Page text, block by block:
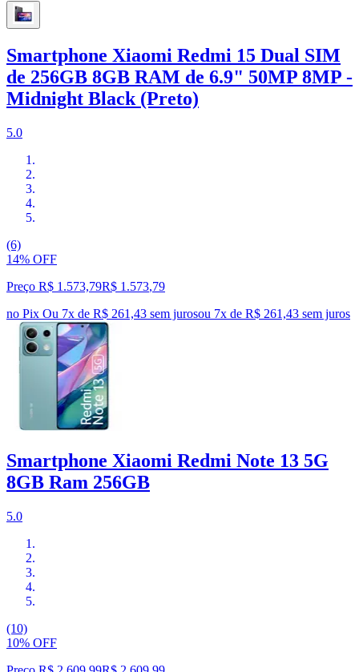
Smartphone Xiaomi Redmi 15 Dual SIM
de 256GB 8GB RAM de 6.9" 50MP 8MP -
Midnight Black (Preto)
5.0
(6)
14% OFF
Preço R$ 1.573,79R$ 1.573,79
no Pix Ou 7x de R$ 261,43 sem jurosou 7x de R$ 261,43 sem juros
Smartphone Xiaomi Redmi Note 13 5G
8GB Ram 256GB
5.0
(10)
10% OFF